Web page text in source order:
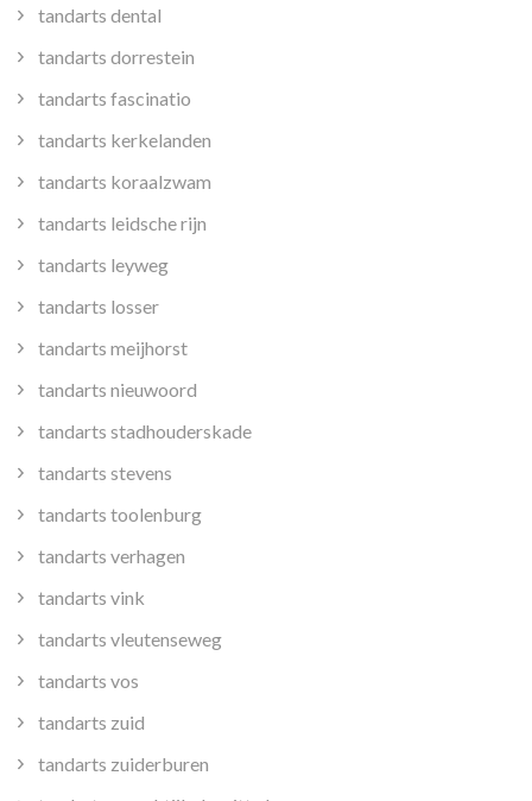
tandarts dental
tandarts dorrestein
tandarts fascinatio
tandarts kerkelanden
tandarts koraalzwam
tandarts leidsche rijn
tandarts leyweg
tandarts losser
tandarts meijhorst
tandarts nieuwoord
tandarts stadhouderskade
tandarts stevens
tandarts toolenburg
tandarts verhagen
tandarts vink
tandarts vleutenseweg
tandarts vos
tandarts zuid
tandarts zuiderburen